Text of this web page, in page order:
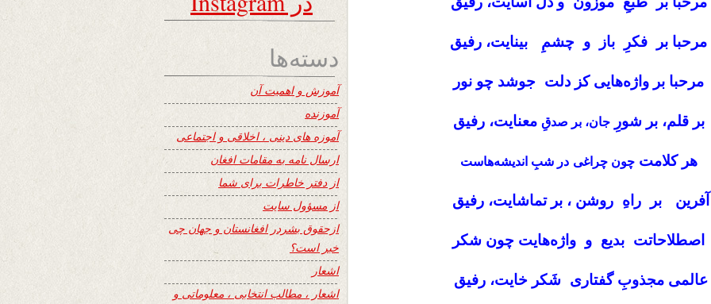
مرحبا بر فکرِ باز و چشمِ بینایت، رفیق
مرحبا بر واژه‌هایی کز دلت جوشد چو نور
بر قلم، بر شورِجان، بر صدقِ معنایت، رفیق
هر کلامتچون چراغی در شبِ اندیشه‌هاست
آفرین بر راهِ روشن ، بر تماشایت، رفیق
اصطلاحاتت بدیع و واژه‌هایت چون شکر
عالمی مجذوبِ گفتاری شَکر خایت، رفیق
دسته‌ها
آموزش و اهمیت آن
آموزنده
آموزه های دینی ، اخلاقی و اجتماعی
ارسال نامه به مقامات افغان
از دفتر خاطرات برای شما
از مسؤول سایت
ازحقوق بشردر افغانستان و جهان چی
خبر است؟
اشعار
اشعار ، مطالب انتخابی ، معلوماتی و